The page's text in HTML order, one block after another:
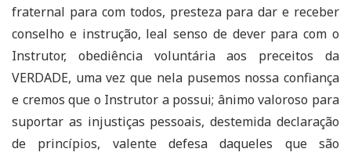
fraternal para com todos, presteza para dar e receber
conselho e instrução, leal senso de dever para com o
Instrutor, obediência voluntária aos preceitos da
VERDADE, uma vez que nela pusemos nossa confiança
e cremos que o Instrutor a possui; ânimo valoroso para
suportar as injustiças pessoais, destemida declaração
de princípios, valente defesa daqueles que são